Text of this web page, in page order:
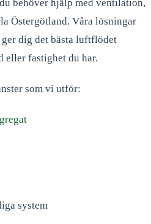
behöver hjälp med ventilation,
Östergötland. Våra lösningar
dig det bästa luftflödet
eller fastighet du har.
som vi utför:
system